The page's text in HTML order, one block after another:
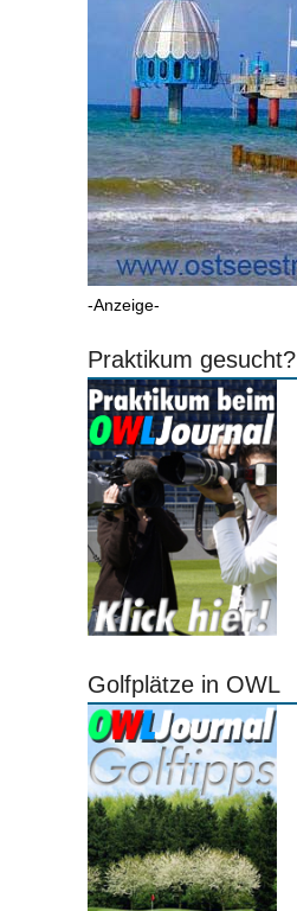
-Anzeige-
Praktikum gesucht?
Golfplätze in OWL